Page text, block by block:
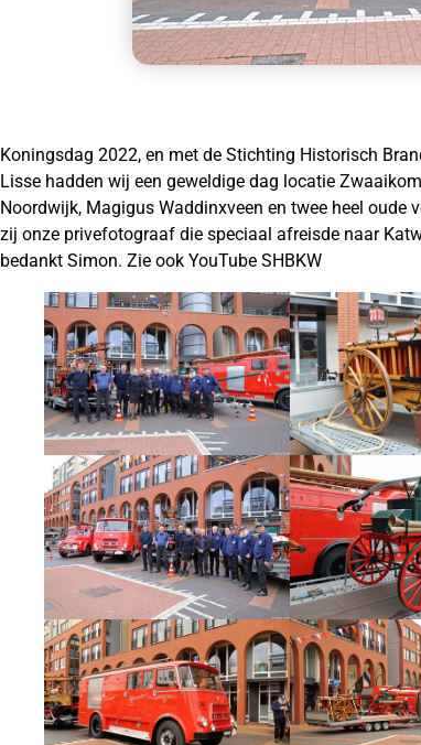
Koningsdag 2022, en met de Stichting Historisch
Lisse hadden wij een geweldige dag locatie
Noordwijk, Magigus Waddinxveen en twee heel oude
zij onze privefotograaf die speciaal afreisde naar
bedankt Simon. Zie ook YouTube SHBKW